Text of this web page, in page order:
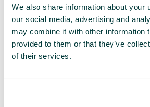
We also share information about your
our social media, advertising and
may combine it with other information
provided to them or that they’ve
of their services.
Mentorka biznesowa
startupów, programów
przedsiębiorczości kobiet.
BUSINESS